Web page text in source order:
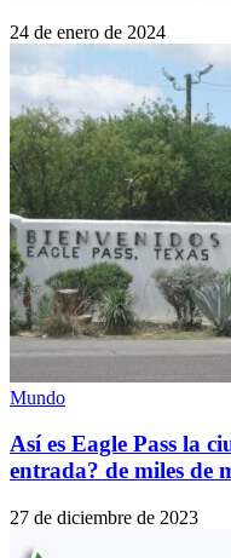
24 de enero de 2024
Mundo
Así es Eagle Pass la
entrada? de miles de
27 de diciembre de 2023